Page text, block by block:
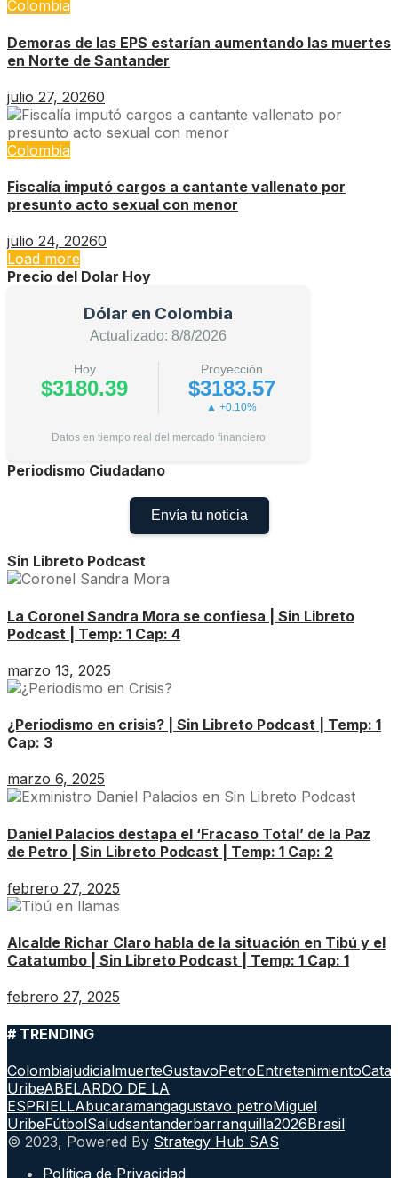
Colombia
Demoras de las EPS estarían aumentando las muertes
en Norte de Santander
julio 27, 20260
Colombia
Fiscalía imputó cargos a cantante vallenato por
presunto acto sexual con menor
julio 24, 20260
Load more
Precio del Dolar Hoy
Dólar en Colombia
Actualizado: 8/8/2026
Hoy
$3180.39
Proyección
$3183.57
▲ +0.10%
Datos en tiempo real del mercado financiero
Periodismo Ciudadano
Envía tu noticia
Sin Libreto Podcast
La Coronel Sandra Mora se confiesa | Sin Libreto
Podcast | Temp: 1 Cap: 4
marzo 13, 2025
¿Periodismo en crisis? | Sin Libreto Podcast | Temp: 1
Cap: 3
marzo 6, 2025
Daniel Palacios destapa el ‘Fracaso Total’ de la Paz
de Petro | Sin Libreto Podcast | Temp: 1 Cap: 2
febrero 27, 2025
Alcalde Richar Claro habla de la situación en Tibú y el
Catatumbo | Sin Libreto Podcast | Temp: 1 Cap: 1
febrero 27, 2025
# TRENDING
ColombiajudicialmuerteGustavoPetroEntretenimiento
UribeABELARDO DE LA
ESPRIELLAbucaramangagustavo petroMiguel
UribeFútbolSaludsantanderbarranquilla2026Brasil
© 2023, Powered By Strategy Hub SAS
Política de Privacidad